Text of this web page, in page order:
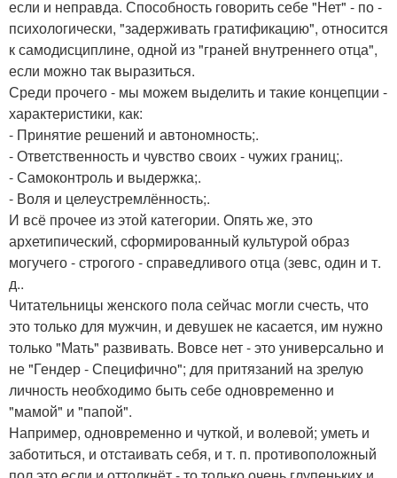
если и неправда. Способность говорить себе "Нет" - по -
психологически, "задерживать гратификацию", относится
к самодисциплине, одной из "граней внутреннего отца",
если можно так выразиться.
Среди прочего - мы можем выделить и такие концепции -
характеристики, как:
- Принятие решений и автономность;.
- Ответственность и чувство своих - чужих границ;.
- Самоконтроль и выдержка;.
- Воля и целеустремлённость;.
И всё прочее из этой категории. Опять же, это
архетипический, сформированный культурой образ
могучего - строгого - справедливого отца (зевс, один и т.
д..
Читательницы женского пола сейчас могли счесть, что
это только для мужчин, и девушек не касается, им нужно
только "Мать" развивать. Вовсе нет - это универсально и
не "Гендер - Специфично"; для притязаний на зрелую
личность необходимо быть себе одновременно и
"мамой" и "папой".
Например, одновременно и чуткой, и волевой; уметь и
заботиться, и отстаивать себя, и т. п. противоположный